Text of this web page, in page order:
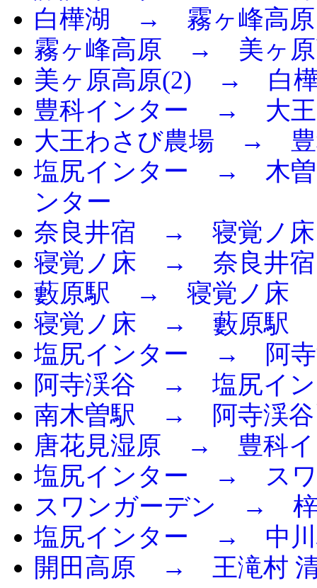
白樺湖 → 霧ヶ峰高原
霧ヶ峰高原 → 美ヶ原
美ヶ原高原(2) → 白
豊科インター → 大王
大王わさび農場 → 豊
塩尻インター → 木
ンター
奈良井宿 → 寝覚ノ床
寝覚ノ床 → 奈良井宿
藪原駅 → 寝覚ノ床
寝覚ノ床 → 藪原駅
塩尻インター → 阿寺
阿寺渓谷 → 塩尻イン
南木曽駅 → 阿寺渓谷
唐花見湿原 → 豊科イ
塩尻インター → スワ
スワンガーデン → 梓
塩尻インター → 中川
開田高原 → 王滝村